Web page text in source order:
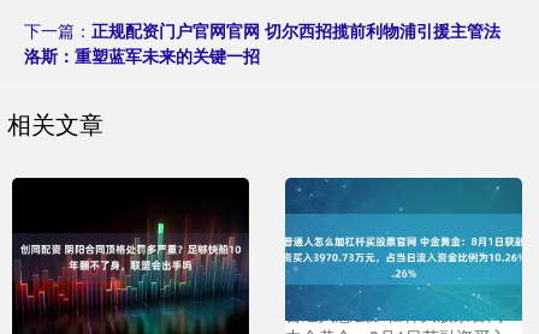
下一篇： 正规配资门户官网官网 切尔西招揽前利物浦引援主管法
洛斯：重塑蓝军未来的关键一招
相关文章
普通人怎么加杠杆买股票官网